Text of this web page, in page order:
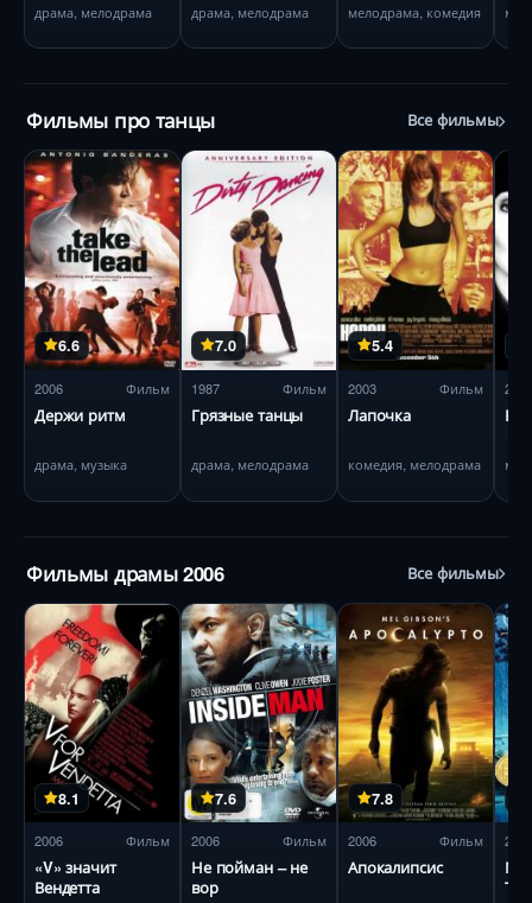
драма, мелодрама драма, мелодрама мелодрама, комедия
Фильмы про танцы Все фильмы
6.6
2006 Фильм
Держи ритм
драма, музыка
7.0
1987 Фильм
Грязные танцы
драма, мелодрама
5.4
2003 Фильм
Лапочка
комедия, мелодрама
2010
Фильмы драмы 2006 Все фильмы
8.1
2006 Фильм
«V» значит
Вендетта
7.6
2006 Фильм
Не пойман – не
вор
7.8
2006 Фильм
Апокалипсис
2006